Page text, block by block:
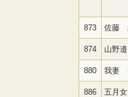
873 佐藤
874 山野
880 我妻
886 五月